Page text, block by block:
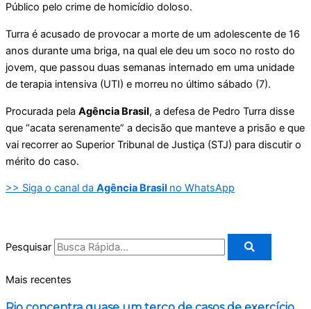
Público pelo crime de homicídio doloso.
Turra é acusado de provocar a morte de um adolescente de 16
anos durante uma briga, na qual ele deu um soco no rosto do
jovem, que passou duas semanas internado em uma unidade
de terapia intensiva (UTI) e morreu no último sábado (7).
Procurada pela Agência Brasil, a defesa de Pedro Turra disse
que “acata serenamente” a decisão que manteve a prisão e que
vai recorrer ao Superior Tribunal de Justiça (STJ) para discutir o
mérito do caso.
>> Siga o canal da Agência Brasil no WhatsApp
Pesquisar
Mais recentes